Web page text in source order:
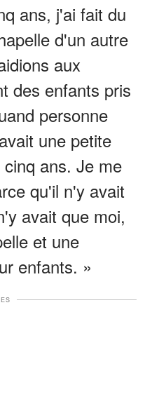
ans, j'ai fait du
d'un autre
aux
des enfants pris
personne
une petite
ans. Je me
qu'il n'y avait
avait que moi,
et une
enfants. »